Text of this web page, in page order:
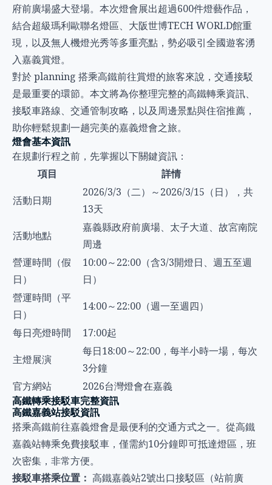
府前廣場盛大登場。本次燈會展出超過600件燈藝作品，
結合超級瑪利歐聯名燈區、大阪世博TECH WORLD館重
現，以及無人機燈光秀等多重亮點，勢必吸引全國遊客湧
入嘉義賞燈。
對於 planning 搭乘高鐵前往賞燈的旅客來說，交通接駁
是最重要的環節。本文將為你整理完整的高鐵轉乘資訊、
接駁車路線、交通管制攻略，以及周邊景點與住宿推薦，
助你輕鬆規劃一趟完美的嘉義燈會之旅。
燈會基本資訊
在規劃行程之前，先掌握以下關鍵資訊：
項目
詳情
活動日期
2026/3/3（二）～2026/3/15（日），共
13天
活動地點
嘉義縣政府前廣場、太子大道、故宮南院
周邊
營運時間（假
日）
10:00～22:00（含3/3開燈日、週五至週
日）
營運時間（平
日）
14:00～22:00（週一至週四）
每日亮燈時間
17:00起
主燈展演
每日18:00～22:00，每半小時一場，每次
3分鐘
官方網站
2026台灣燈會在嘉義
高鐵轉乘接駁車完整資訊
高鐵嘉義站接駁資訊
搭乘高鐵前往嘉義燈會是最便利的交通方式之一。從高鐵
嘉義站轉乘免費接駁車，僅需約10分鐘即可抵達燈區，班
次密集，非常方便。
接駁車搭乘位置： 高鐵嘉義站2號出口接駁區（站前廣